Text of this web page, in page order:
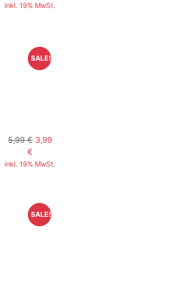
inkl. 19% MwSt.
5,99 € 3,99
€
inkl. 19% MwSt.
SALE!
SALE!